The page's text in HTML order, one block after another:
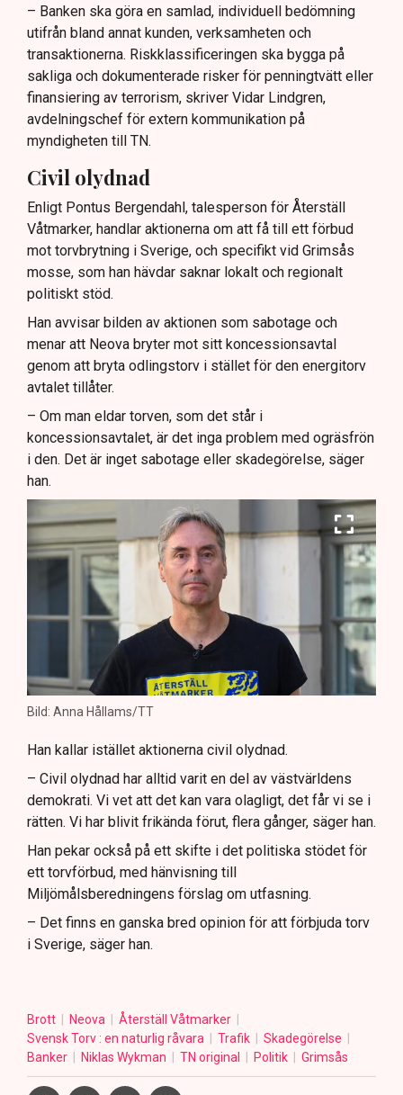
– Banken ska göra en samlad, individuell bedömning
utifrån bland annat kunden, verksamheten och
transaktionerna. Riskklassificeringen ska bygga på
sakliga och dokumenterade risker för penningtvätt eller
finansiering av terrorism, skriver Vidar Lindgren,
avdelningschef för extern kommunikation på
myndigheten till TN.
Civil olydnad
Enligt Pontus Bergendahl, talesperson för Återställ
Våtmarker, handlar aktionerna om att få till ett förbud
mot torvbrytning i Sverige, och specifikt vid Grimsås
mosse, som han hävdar saknar lokalt och regionalt
politiskt stöd.
Han avvisar bilden av aktionen som sabotage och
menar att Neova bryter mot sitt koncessionsavtal
genom att bryta odlingstorv i stället för den energitorv
avtalet tillåter.
– Om man eldar torven, som det står i
koncessionsavtalet, är det inga problem med ogräsfrön
i den. Det är inget sabotage eller skadegörelse, säger
han.
Bild: Anna Hållams/TT
Han kallar istället aktionerna civil olydnad.
– Civil olydnad har alltid varit en del av västvärldens
demokrati. Vi vet att det kan vara olagligt, det får vi se i
rätten. Vi har blivit frikända förut, flera gånger, säger han.
Han pekar också på ett skifte i det politiska stödet för
ett torvförbud, med hänvisning till
Miljömålsberedningens förslag om utfasning.
– Det finns en ganska bred opinion för att förbjuda torv
i Sverige, säger han.
Brott Neova
Återställ Våtmarker
Svensk Torv : en naturlig råvara
Trafik
Skadegörelse
Banker
Niklas Wykman TN original Politik Grimsås